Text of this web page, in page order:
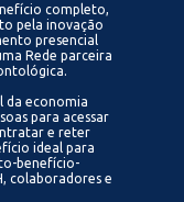
completo,
pela inovação
presencial
Rede parceira
da economia
para acessar
e reter
ideal para
benefício-
colaboradores e